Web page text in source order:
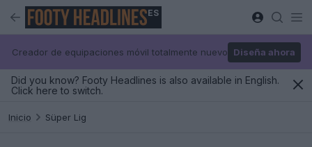
ES
Creador de equipaciones móvil totalmente nuevo Diseña ahora
Did you know? Footy Headlines is also available in English.
Click here to switch.
Inicio Süper Lig